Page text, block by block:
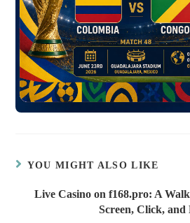
YOU MIGHT ALSO LIKE
Live Casino on f168.pro: A
Screen, Click, and